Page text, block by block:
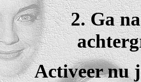
2. Ga
Activeer nu